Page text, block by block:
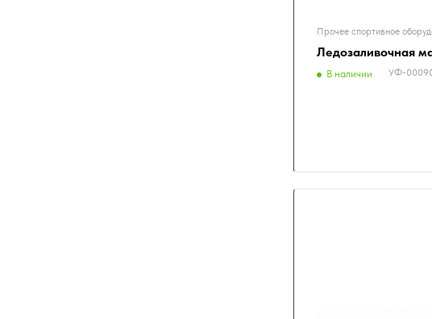
Прочее спортивное
Ледозаливочная
В наличии УФ-